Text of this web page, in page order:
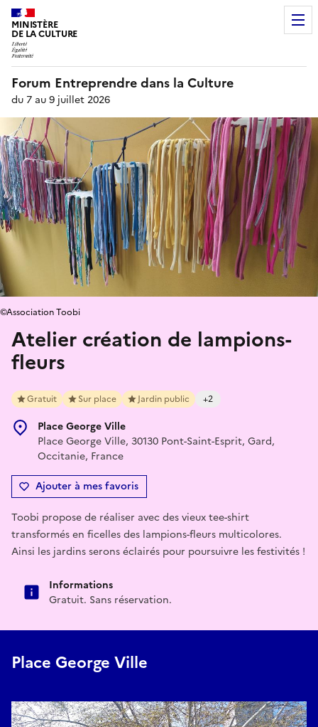
MINISTÈRE
DE LA CULTURE
Forum Entreprendre dans la Culture
du 7 au 9 juillet 2026
Atelier création de lampions-
fleurs
Gratuit Sur place Jardin public +2
Place George Ville
Place George Ville, 30130 Pont-Saint-Esprit, Gard,
Occitanie, France
Ajouter à mes favoris
©Association Toobi
Toobi propose de réaliser avec des vieux tee-shirt
transformés en ficelles des lampions-fleurs multicolores.
Ainsi les jardins serons éclairés pour poursuivre les festivités !
Informations
Gratuit. Sans réservation.
Place George Ville